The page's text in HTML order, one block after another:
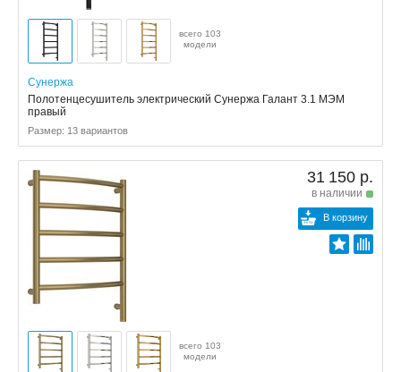
всего 103
модели
Сунержа
Полотенцесушитель электрический Сунержа Галант 3.1 МЭМ
правый
Размер: 13 вариантов
31 150 р.
в наличии
В корзину
всего 103
модели